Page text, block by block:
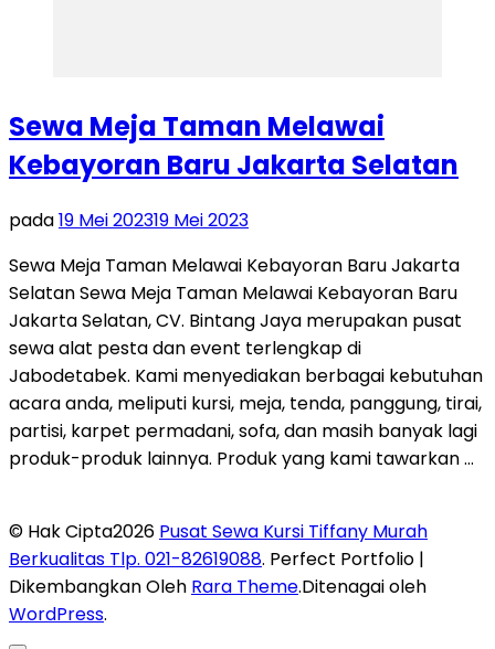
Sewa Meja Taman Melawai
Kebayoran Baru Jakarta Selatan
pada19 Mei 202319 Mei 2023
Sewa Meja Taman Melawai Kebayoran Baru Jakarta
Selatan Sewa Meja Taman Melawai Kebayoran Baru
Jakarta Selatan, CV. Bintang Jaya merupakan pusat
sewa alat pesta dan event terlengkap di
Jabodetabek. Kami menyediakan berbagai kebutuhan
acara anda, meliputi kursi, meja, tenda, panggung, tirai,
partisi, karpet permadani, sofa, dan masih banyak lagi
produk-produk lainnya. Produk yang kami tawarkan …
© Hak Cipta2026 Pusat Sewa Kursi Tiffany Murah
Berkualitas Tlp. 021-82619088. Perfect Portfolio |
Dikembangkan Oleh Rara Theme.Ditenagai oleh
WordPress.